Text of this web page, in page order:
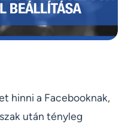
hinni a Facebooknak,
után tényleg